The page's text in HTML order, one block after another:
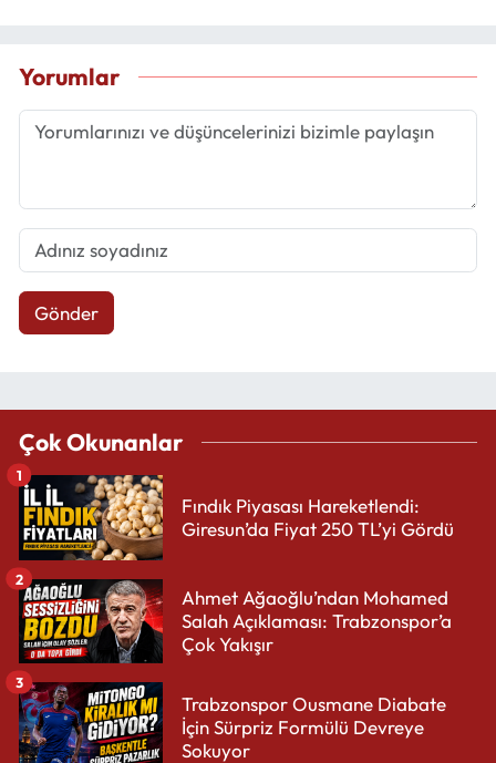
Yorumlar
Gönder
Çok Okunanlar
Fındık Piyasası Hareketlendi:
Giresun’da Fiyat 250 TL’yi Gördü
1
Ahmet Ağaoğlu’ndan Mohamed
Salah Açıklaması: Trabzonspor’a
Çok Yakışır
2
Trabzonspor Ousmane Diabate
İçin Sürpriz Formülü Devreye
Sokuyor
3